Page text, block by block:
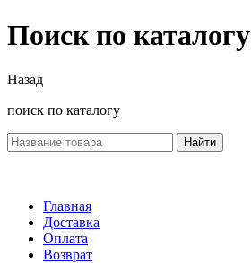
Поиск по каталогу
Назад
поиск по каталогу
Найти
Главная
Доставка
Оплата
Возврат